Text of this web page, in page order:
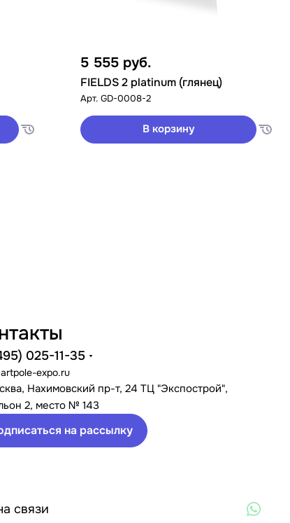
5 555 руб.
FIELDS 2 platinum (глянец)
Арт. GD-0008-2
В корзину
025-11-35
expo.ru
Нахимовский пр-т, 24 ТЦ "Экспострой",
2, место № 143
на рассылку
связи